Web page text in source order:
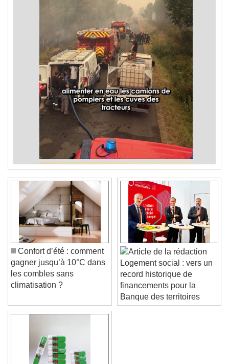
Confort d’été : comment
gagner jusqu’à 10°C dans
les combles sans
Logement social : vers un
record historique de
financements pour la
Banque des territoires